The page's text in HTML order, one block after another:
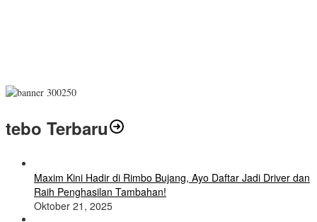
tebo Terbaru
Maxim Kini Hadir di Rimbo Bujang, Ayo Daftar Jadi Driver dan
Raih Penghasilan Tambahan!
Oktober 21, 2025